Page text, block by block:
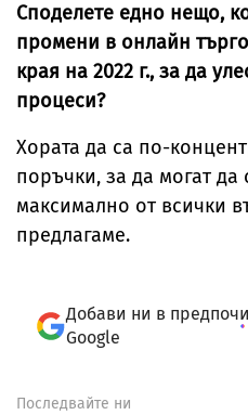
Споделете едно нещо,
промени в онлайн
края на 2022 г., за да
процеси?
Хората да са по-
поръчки, за да могат да
максимално от всички
предлагаме.
Добави ни в
Google
Последвайте ни